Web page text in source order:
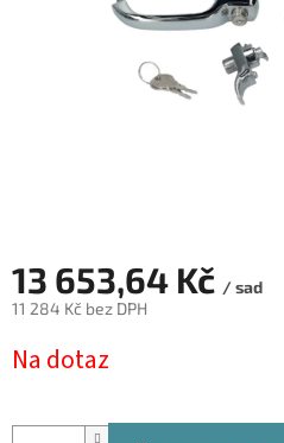
13 653,64 Kč / sad
11 284 Kč bez DPH
cena:
Na dotaz